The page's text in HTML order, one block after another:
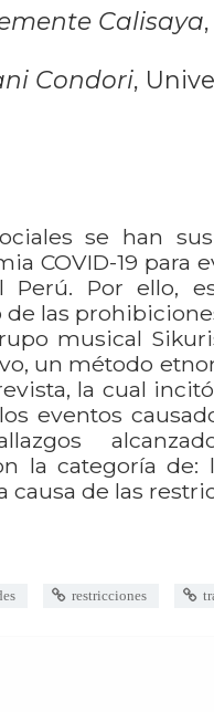
Calisaya
Condori,
se han
COVID-19 para
Por ello,
las
musical
un método
la cual
eventos
la categoría
causa de las
restricciones